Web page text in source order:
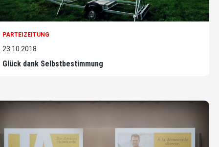
PARTEIZEITUNG
23.10.2018
Glück dank Selbstbestimmung